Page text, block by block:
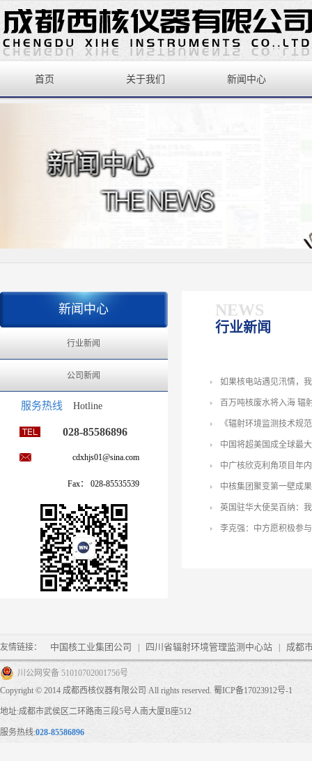
首页 关于我们 新闻中心
新闻中心
行业新闻
公司新闻
服务热线 Hotline
028-85586896
cdxhjs01@sina.com
Fax： 028-85535539
NEWS
行业新闻
如果核电站遇见汛情，
百万吨核废水将入海 辐
《辐射环境监测技术规
中国将超美国成全球最
中广核欣克利角项目年
中核集团聚变第一壁成
英国驻华大使吴百纳：
李克强：中方愿积极参
中国建三代核电世界首
液闪法测量水中氚放射
友情链接： 中国核工业集团公司 | 四川省辐射环境管理监测中心站 | 成都
川公网安备 51010702001756号
Copyright © 2014 成都西核仪器有限公司 All rights reserved. 蜀ICP备17023912号-1
地址:成都市武侯区二环路南三段5号人南大厦B座512
服务热线:028-85586896